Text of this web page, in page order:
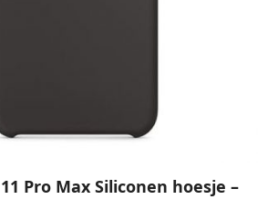
Pro Max Siliconen hoesje –